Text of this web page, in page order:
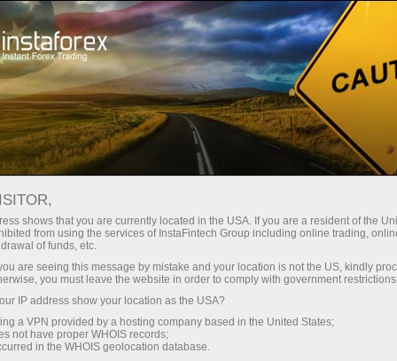
Зроби паузу
Форекс
співтовариство
Розділ Форекс співтовариство призначений
для трейдерів, зацікавлених у постійному
спілкуванні, обміні інформацією та досвідом
з іншими трейдерами.
shows that you are currently located in the USA. If you are a resident of the
from using the services of InstaFintech Group including online trading,
of funds, etc.
are seeing this message by mistake and your location is not the US, kindly
you must leave the website in order to comply with government
IP address show your location as the USA?
a VPN provided by a hosting company based in the United States;
not have proper WHOIS records;
in the WHOIS geolocation database.